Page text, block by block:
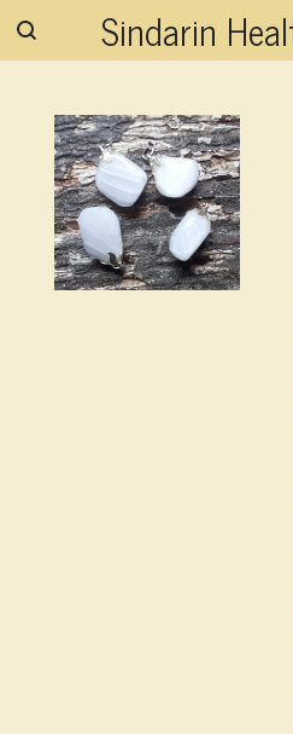
Ga
hoofdinhoud
Sindarin